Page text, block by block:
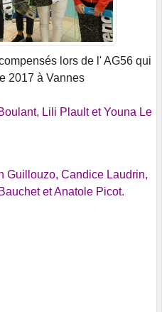
lors de l' AG56 qui
2017 à Vannes
Lili Plault et Youna Le
Guillouzo, Candice Laudrin,
et Anatole Picot.